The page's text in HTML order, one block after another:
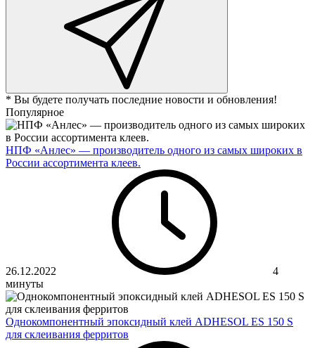
* Вы будете получать последние новости и обновления!
Популярное
НПФ «Анлес» — производитель одного из самых широких в
России ассортимента клеев.
26.12.2022
4
минуты
Однокомпонентный эпоксидный клей ADHESOL ES 150 S
для склеивания ферритов